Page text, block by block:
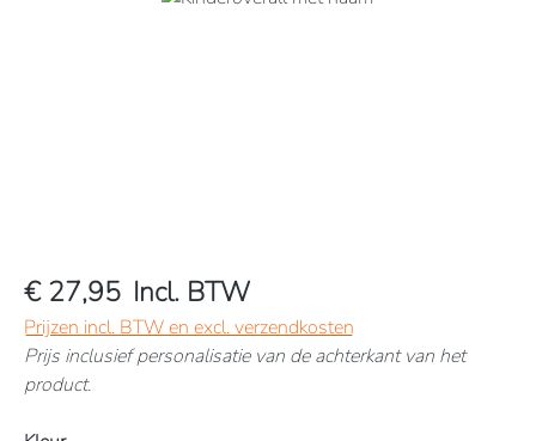
€ 27,95 Incl. BTW
Prijzen incl. BTW en excl. verzendkosten
Prijs inclusief personalisatie van de achterkant van het
product.